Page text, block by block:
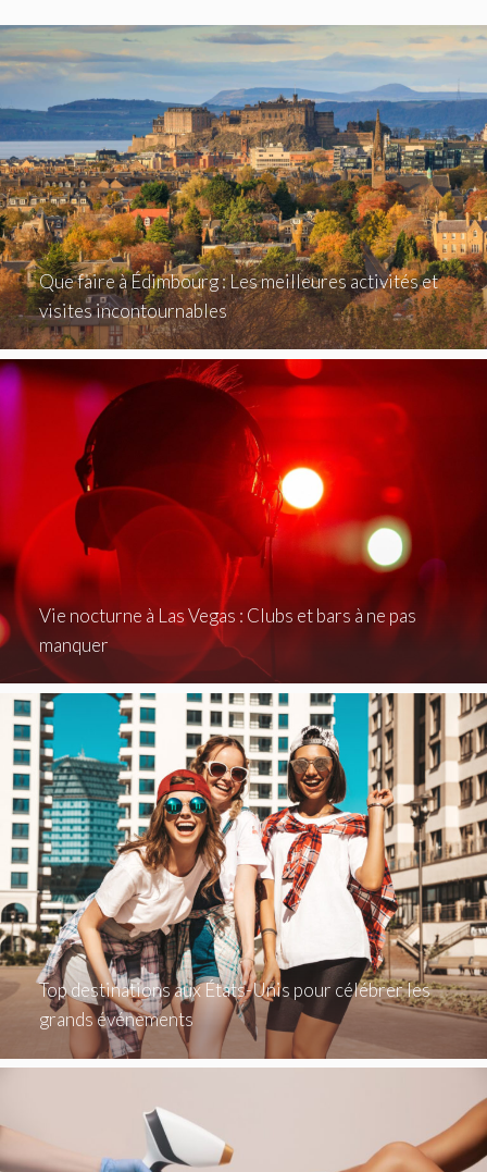
Que faire à Édimbourg : Les meilleures activités et
visites incontournables
Vie nocturne à Las Vegas : Clubs et bars à ne pas
manquer
Top destinations aux États-Unis pour célébrer les
grands événements